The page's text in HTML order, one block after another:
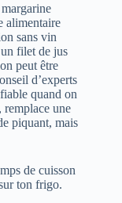
alimentaire
sans vin
filet de jus
peut être
d’experts
quand on
une
piquant, mais
de cuisson
ton frigo.